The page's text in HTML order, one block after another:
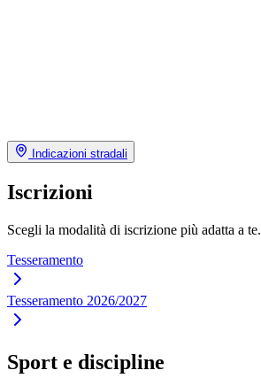
Indicazioni stradali
Iscrizioni
Scegli la modalità di iscrizione più adatta a te.
Tesseramento
Tesseramento 2026/2027
Sport e discipline